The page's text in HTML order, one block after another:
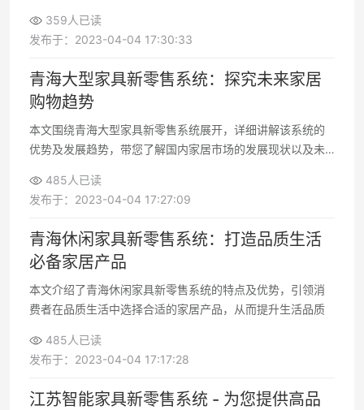
359人已读
发布于：2023-04-04 17:30:33
青海大型家具新零售系统：探究未来家居
购物趋势
本文围绕青海大型家具新零售系统展开，详细讲解该系统的
优势及发展趋势，带您了解国内家居市场的发展现状以及未
485人已读
发布于：2023-04-04 17:27:09
青海休闲家具新零售系统：打造品质生活
必备家居产品
本文介绍了青海休闲家具新零售系统的特点及优势，引领消
费者在品质生活中选择合适的家居产品，从而提升生活品质
485人已读
发布于：2023-04-04 17:17:28
江苏智能家具新零售系统 - 为您提供高品